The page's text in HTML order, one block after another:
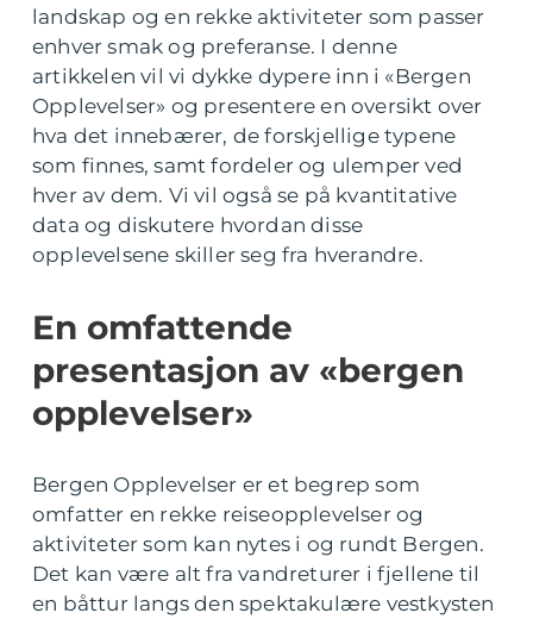
landskap og en rekke aktiviteter som passer
enhver smak og preferanse. I denne
artikkelen vil vi dykke dypere inn i «Bergen
Opplevelser» og presentere en oversikt over
hva det innebærer, de forskjellige typene
som finnes, samt fordeler og ulemper ved
hver av dem. Vi vil også se på kvantitative
data og diskutere hvordan disse
opplevelsene skiller seg fra hverandre.
En omfattende
presentasjon av «bergen
opplevelser»
Bergen Opplevelser er et begrep som
omfatter en rekke reiseopplevelser og
aktiviteter som kan nytes i og rundt Bergen.
Det kan være alt fra vandreturer i fjellene til
en båttur langs den spektakulære vestkysten